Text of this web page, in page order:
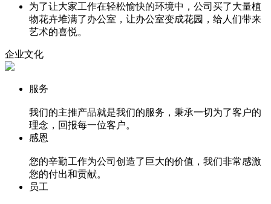
为了让大家工作在轻松愉快的环境中，公司买了大量植
物花卉堆满了办公室，让办公室变成花园，给人们带来
艺术的喜悦。
企业文化
服务
我们的主推产品就是我们的服务，秉承一切为了客户的
理念，回报每一位客户。
感恩
您的辛勤工作为公司创造了巨大的价值，我们非常感激
您的付出和贡献。
员工